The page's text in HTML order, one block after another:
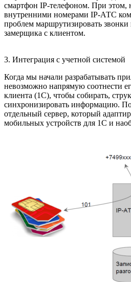
смартфон IP-телефоном. При этом,
внутренними номерами IP-АТС
проблем маршрутизировать
замерщика с клиентом.
3. Интеграция с учетной системой
Когда мы начали разрабатывать
невозможно напрямую соотнести
клиента (1С), чтобы собирать,
синхронизировать информацию.
отдельный сервер, который
мобильных устройств для 1С и